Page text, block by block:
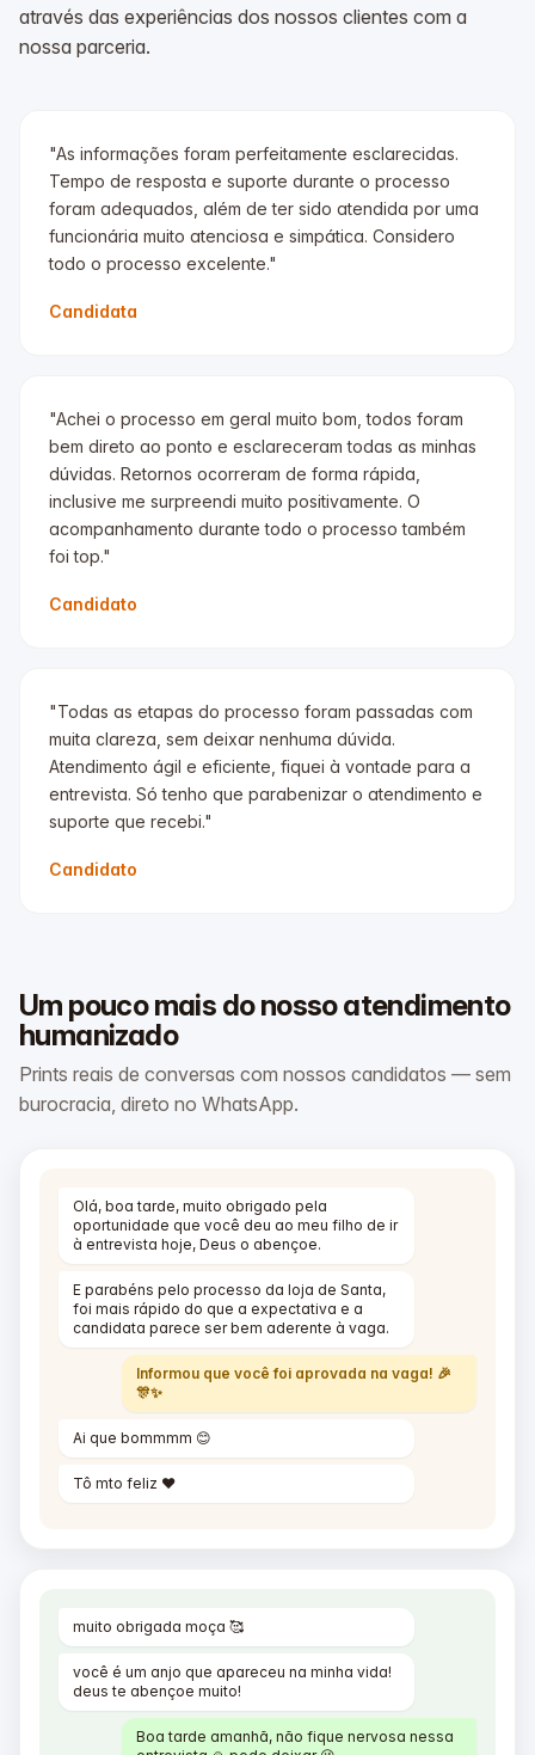
através das experiências dos nossos clientes com a
nossa parceria.
"As informações foram perfeitamente esclarecidas.
Tempo de resposta e suporte durante o processo
foram adequados, além de ter sido atendida por uma
funcionária muito atenciosa e simpática. Considero
todo o processo excelente."
Candidata
"Achei o processo em geral muito bom, todos foram
bem direto ao ponto e esclareceram todas as minhas
dúvidas. Retornos ocorreram de forma rápida,
inclusive me surpreendi muito positivamente. O
acompanhamento durante todo o processo também
foi top."
Candidato
"Todas as etapas do processo foram passadas com
muita clareza, sem deixar nenhuma dúvida.
Atendimento ágil e eficiente, fiquei à vontade para a
entrevista. Só tenho que parabenizar o atendimento e
suporte que recebi."
Candidato
Um pouco mais do nosso atendimento
humanizado
Prints reais de conversas com nossos candidatos — sem
burocracia, direto no WhatsApp.
Olá, boa tarde, muito obrigado pela
oportunidade que você deu ao meu filho de ir
à entrevista hoje, Deus o abençoe.
E parabéns pelo processo da loja de Santa,
foi mais rápido do que a expectativa e a
candidata parece ser bem aderente à vaga.
Informou que você foi aprovada na vaga! 🎉
🎊✨
Ai que bommmm 😊
Tô mto feliz ❤️
muito obrigada moça 🥰
você é um anjo que apareceu na minha vida!
deus te abençoe muito!
Boa tarde amanhã, não fique nervosa nessa